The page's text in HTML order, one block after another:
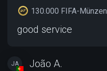
130.000 FIFA-Münzen
good service
JA João A.